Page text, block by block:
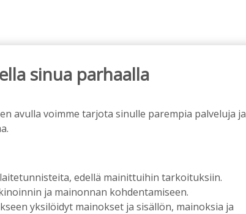
sinua parhaalla
avulla voimme tarjota sinulle parempia palveluja ja
edellä mainittuihin tarkoituksiin.
ja mainonnan kohdentamiseen.
yksilöidyt mainokset ja sisällön, mainoksia ja